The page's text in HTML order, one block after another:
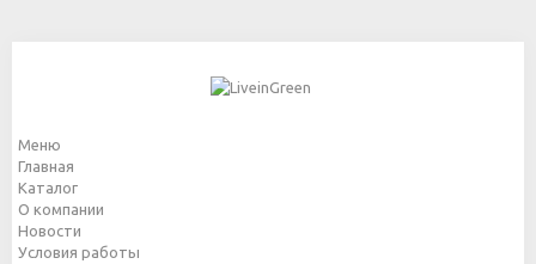
Меню
Главная
Каталог
О компании
Новости
Условия работы